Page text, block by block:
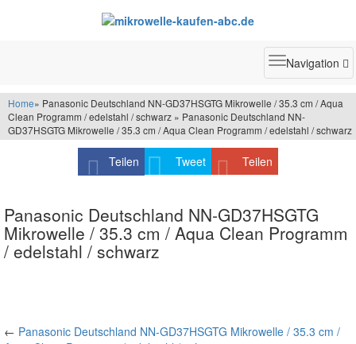
Toggle
Navigation
Home» Panasonic Deutschland NN-GD37HSGTG Mikrowelle / 35.3 cm / Aqua
Clean Programm / edelstahl / schwarz » Panasonic Deutschland NN-
GD37HSGTG Mikrowelle / 35.3 cm / Aqua Clean Programm / edelstahl / schwarz
Teilen Tweet Teilen
Panasonic Deutschland NN-GD37HSGTG
Mikrowelle / 35.3 cm / Aqua Clean Programm
/ edelstahl / schwarz
← Panasonic Deutschland NN-GD37HSGTG Mikrowelle / 35.3 cm /